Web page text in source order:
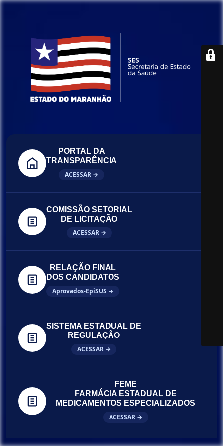
PORTAL DA
TRANSPARÊNCIA
ACESSAR →
COMISSÃO SETORIAL
DE LICITAÇÃO
ACESSAR →
RELAÇÃO FINAL
DOS CANDIDATOS
Aprovados-EpiSUS →
SISTEMA ESTADUAL DE
REGULAÇÃO
ACESSAR →
FEME
FARMÁCIA ESTADUAL DE
MEDICAMENTOS ESPECIALIZADOS
ACESSAR →